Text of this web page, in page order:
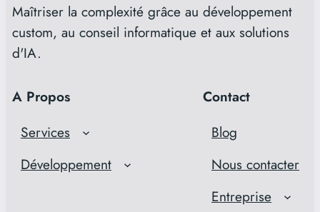
Maîtriser la complexité grâce au développement
custom, au conseil informatique et aux solutions
d'IA.
A Propos
Services
Développement
Contact
Blog
Nous contacter
Entreprise